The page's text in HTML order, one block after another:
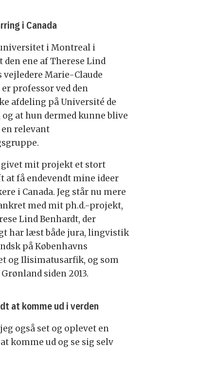
i Canada
i Montreal i
den ene af Therese Lind
vejledere Marie-Claude
professor ved den
afdeling på Université de
at hun dermed kunne blive
relevant
givet mit projekt et stort
at få endevendt mine ideer
i Canada. Jeg står nu mere
med mit ph.d.-projekt,
Lind Benhardt, der
har læst både jura, lingvistik
på Københavns
og Ilisimatusarfik, og som
siden 2013.
at komme ud i verden
også set og oplevet en
komme ud og se sig selv